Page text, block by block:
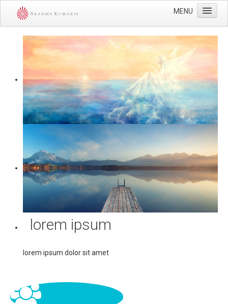
MENU
Startseite
Veranstaltungen
Über uns
Kontaktiere uns
Impressum
lorem ipsum
lorem ipsum dolor sit amet